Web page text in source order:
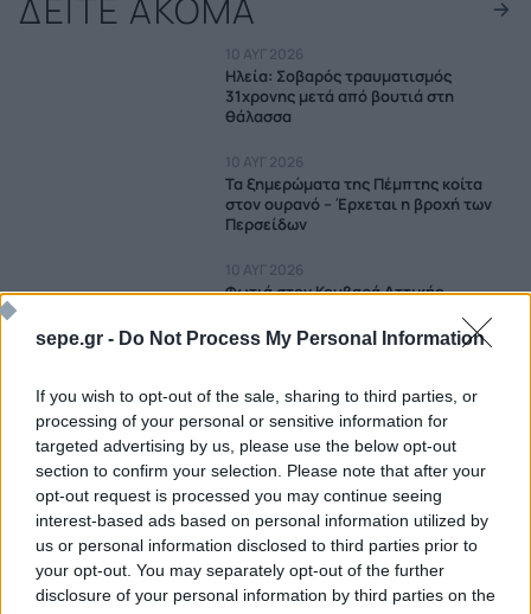
sepe.gr - Do Not Process My Personal Information
If you wish to opt-out of the sale, sharing to third parties, or
processing of your personal or sensitive information for
targeted advertising by us, please use the below opt-out
section to confirm your selection. Please note that after your
opt-out request is processed you may continue seeing
interest-based ads based on personal information utilized by
us or personal information disclosed to third parties prior to
your opt-out. You may separately opt-out of the further
disclosure of your personal information by third parties on the
ΔΕΙΤΕ ΑΚΟΜΑ
10 ΑΥΓ 2026
Ηλεία: Σοβαρός τραυματισμός
31χρονης μετά από βουτιά στη
θάλασσα
10 ΑΥΓ 2026
Τα ξημερώματα της Πέμπτης κοίτα
στον ουρανό – Έρχεται η βροχή των
Περσείδων
10 ΑΥΓ 2026
Φωτιά στον Κουβαρά Αττικής
10 ΑΥΓ 2026
10 ΑΥΓ 2026
Σέρρες: Η καταγγελία του 66χρονου
για ξυλοδαρμό από συγγενείς λίγες
ώρες πριν τον θάνατό του
10 ΑΥΓ 2026
Θεσσαλονίκη: Άγρια καταδίωξη έξω
από το ΑΧΕΠΑ – Σπασμένα τζάμια,
φωνές και ένα κλεμμένο ΙΧ